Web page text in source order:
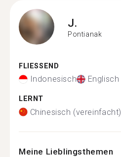
J.
Pontianak
FLIESSEND
Indonesisch Englisch
LERNT
Chinesisch (vereinfacht)
Meine Lieblingsthemen